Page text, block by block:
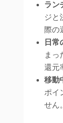
ラン
ジと
際の
日
まっ
還元
移動
ポイ
せん。